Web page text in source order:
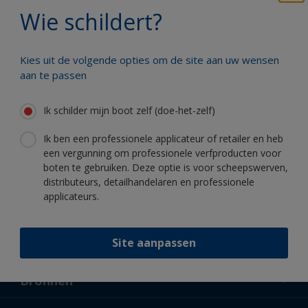
Wie schildert?
Kies uit de volgende opties om de site aan uw wensen
aan te passen
Ik schilder mijn boot zelf (doe-het-zelf)
Ik ben een professionele applicateur of retailer en heb
een vergunning om professionele verfproducten voor
boten te gebruiken. Deze optie is voor scheepswerven,
distributeurs, detailhandelaren en professionele
applicateurs.
Site aanpassen
Profiteer van onze non-stop innovatie
Volg International:
Bronnen